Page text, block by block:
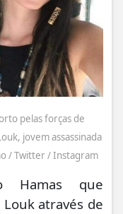
pelas forças de
jovem assassinada
/ Twitter / Instagram
Hamas que
através de